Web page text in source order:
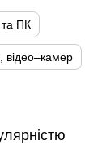
та ПК